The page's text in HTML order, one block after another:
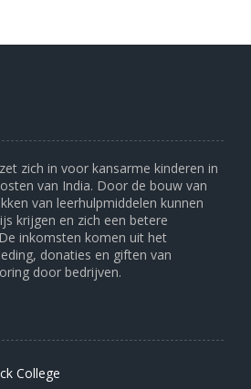
zich in voor kansarme kinderen in
van India. Door de bouw van
van leerhulpmiddelen kunnen
krijgen en zich een betere
inkomsten komen uit het
donaties en giften van
door bedrijven.
College